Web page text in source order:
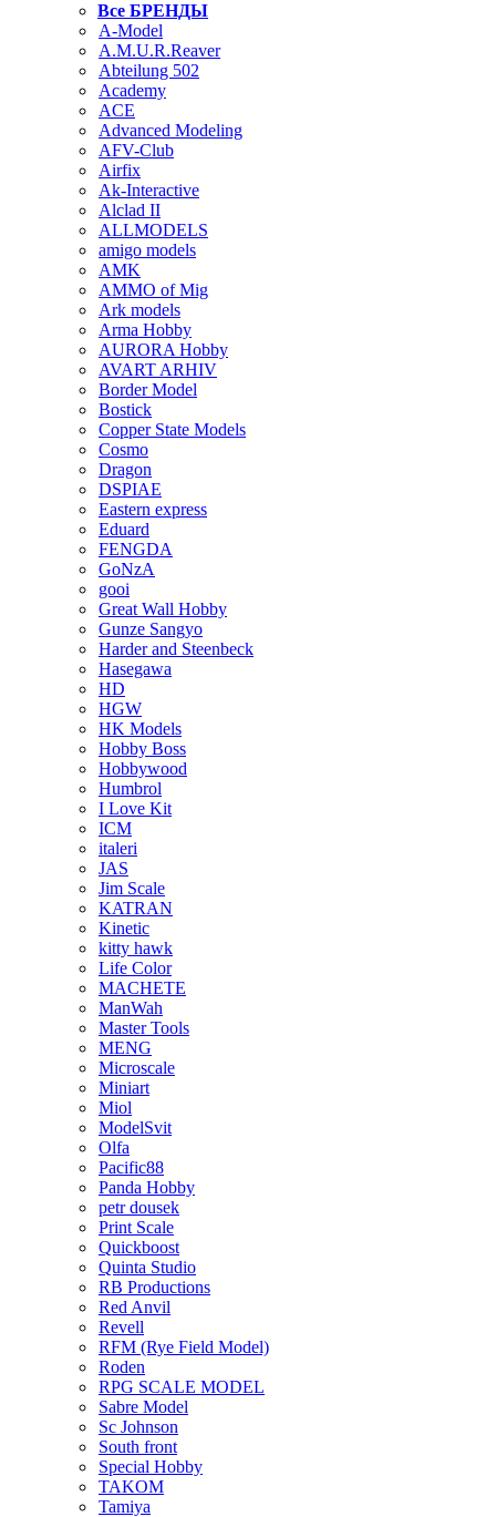
Все БРЕНДЫ
A-Model
A.M.U.R.Reaver
Abteilung 502
Academy
ACE
Advanced Modeling
AFV-Club
Airfix
Ak-Interactive
Alclad II
ALLMODELS
amigo models
AMK
AMMO of Mig
Ark models
Arma Hobby
AURORA Hobby
AVART ARHIV
Border Model
Bostick
Copper State Models
Cosmo
Dragon
DSPIAE
Eastern express
Eduard
FENGDA
GoNzA
gooi
Great Wall Hobby
Gunze Sangyo
Harder and Steenbeck
Hasegawa
HD
HGW
HK Models
Hobby Boss
Hobbywood
Humbrol
I Love Kit
ICM
italeri
JAS
Jim Scale
KATRAN
Kinetic
kitty hawk
Life Color
MACHETE
ManWah
Master Tools
MENG
Microscale
Miniart
Miol
ModelSvit
Olfa
Pacific88
Panda Hobby
petr dousek
Print Scale
Quickboost
Quinta Studio
RB Productions
Red Anvil
Revell
RFM (Rye Field Model)
Roden
RPG SCALE MODEL
Sabre Model
Sc Johnson
South front
Special Hobby
TAKOM
Tamiya